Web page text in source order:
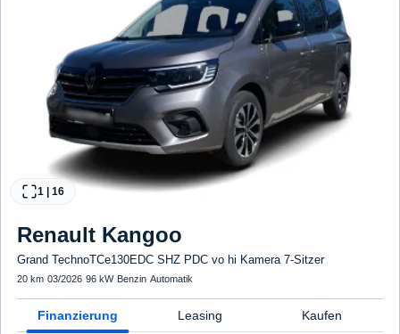
1 | 16
Renault Kangoo
Grand TechnoTCe130EDC SHZ PDC vo hi Kamera 7-Sitzer
20 km·03/2026·96 kW· Benzin·Automatik
Finanzierung Leasing Kaufen